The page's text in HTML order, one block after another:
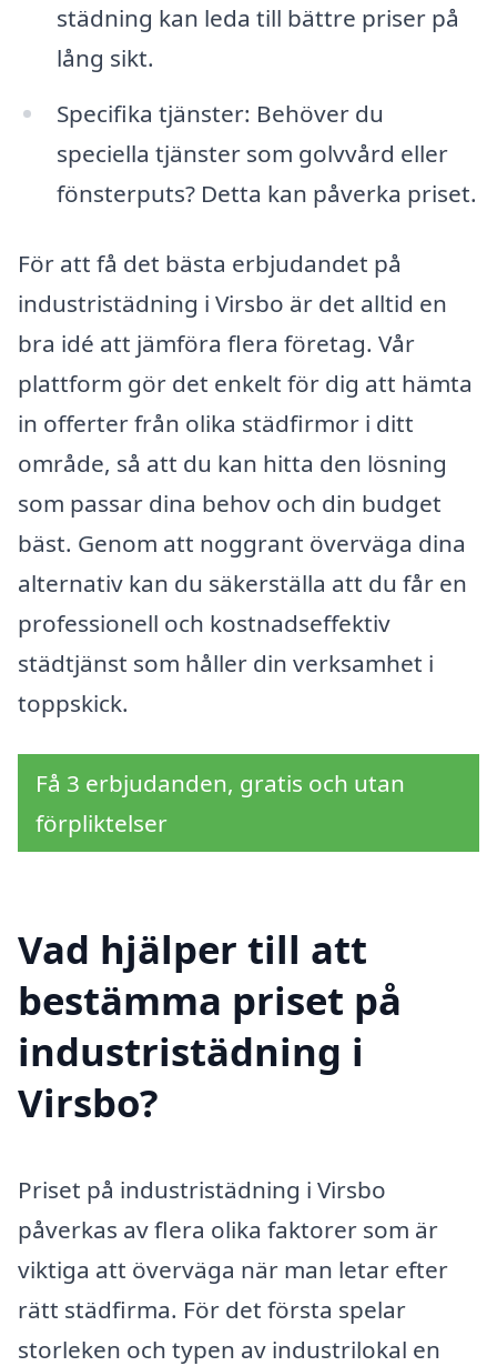
städning kan leda till bättre priser på
lång sikt.
Specifika tjänster: Behöver du
speciella tjänster som golvvård eller
fönsterputs? Detta kan påverka priset.
För att få det bästa erbjudandet på
industristädning i Virsbo är det alltid en
bra idé att jämföra flera företag. Vår
plattform gör det enkelt för dig att hämta
in offerter från olika städfirmor i ditt
område, så att du kan hitta den lösning
som passar dina behov och din budget
bäst. Genom att noggrant överväga dina
alternativ kan du säkerställa att du får en
professionell och kostnadseffektiv
städtjänst som håller din verksamhet i
toppskick.
Få 3 erbjudanden, gratis och utan
förpliktelser
Vad hjälper till att
bestämma priset på
industristädning i
Virsbo?
Priset på industristädning i Virsbo
påverkas av flera olika faktorer som är
viktiga att överväga när man letar efter
rätt städfirma. För det första spelar
storleken och typen av industrilokal en